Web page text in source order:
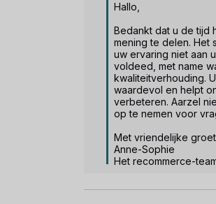
Hallo,
Bedankt dat u de tijd
mening te delen. Het
uw ervaring niet aan
voldeed, met name
kwaliteitverhouding.
waardevol en helpt
verbeteren. Aarzel
op te nemen voor
Met vriendelijke
Anne-Sophie
Het recommerce-